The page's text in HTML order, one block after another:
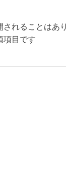
れることはあ
項目です